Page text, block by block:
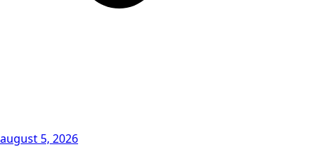
august 5, 2026